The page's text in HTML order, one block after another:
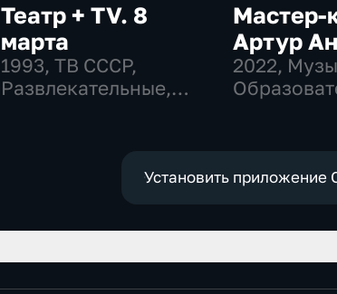
Театр + TV. 8
марта
1993, ТВ СССР,
Развлекательные,
Мастер-
Артур
2022,
Установить приложение